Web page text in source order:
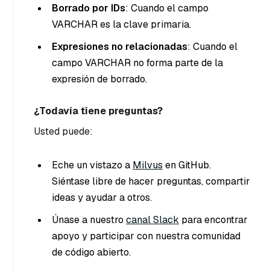
Borrado por IDs: Cuando el campo
VARCHAR es la clave primaria.
Expresiones no relacionadas: Cuando el
campo VARCHAR no forma parte de la
expresión de borrado.
¿Todavía tiene preguntas?
Usted puede:
Eche un vistazo a Milvus en GitHub.
Siéntase libre de hacer preguntas, compartir
ideas y ayudar a otros.
Únase a nuestro canal Slack para encontrar
apoyo y participar con nuestra comunidad
de código abierto.